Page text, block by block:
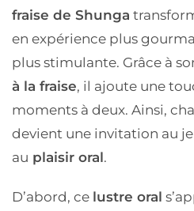
fraise de Shunga
en expérience plus
plus stimulante. Grâce à
à la fraise, il ajoute une
moments à deux. Ainsi,
devient une invitation au
au plaisir oral.
D’abord, ce lustre oral